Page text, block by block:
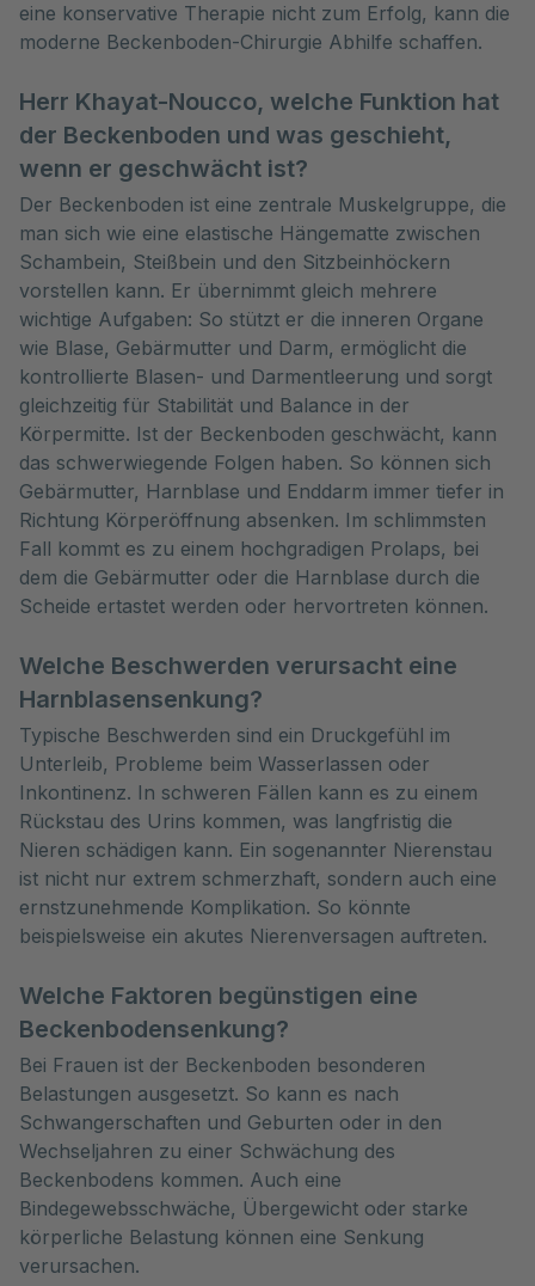
eine konservative Therapie nicht zum Erfolg, kann die
moderne Beckenboden-Chirurgie Abhilfe schaffen.
Herr Khayat-Noucco, welche Funktion hat
der Beckenboden und was geschieht,
wenn er geschwächt ist?
Der Beckenboden ist eine zentrale Muskelgruppe, die
man sich wie eine elastische Hängematte zwischen
Schambein, Steißbein und den Sitzbeinhöckern
vorstellen kann. Er übernimmt gleich mehrere
wichtige Aufgaben: So stützt er die inneren Organe
wie Blase, Gebärmutter und Darm, ermöglicht die
kontrollierte Blasen- und Darmentleerung und sorgt
gleichzeitig für Stabilität und Balance in der
Körpermitte. Ist der Beckenboden geschwächt, kann
das schwerwiegende Folgen haben. So können sich
Gebärmutter, Harnblase und Enddarm immer tiefer in
Richtung Körperöffnung absenken. Im schlimmsten
Fall kommt es zu einem hochgradigen Prolaps, bei
dem die Gebärmutter oder die Harnblase durch die
Scheide ertastet werden oder hervortreten können.
Welche Beschwerden verursacht eine
Harnblasensenkung?
Typische Beschwerden sind ein Druckgefühl im
Unterleib, Probleme beim Wasserlassen oder
Inkontinenz. In schweren Fällen kann es zu einem
Rückstau des Urins kommen, was langfristig die
Nieren schädigen kann. Ein sogenannter Nierenstau
ist nicht nur extrem schmerzhaft, sondern auch eine
ernstzunehmende Komplikation. So könnte
beispielsweise ein akutes Nierenversagen auftreten.
Welche Faktoren begünstigen eine
Beckenbodensenkung?
Bei Frauen ist der Beckenboden besonderen
Belastungen ausgesetzt. So kann es nach
Schwangerschaften und Geburten oder in den
Wechseljahren zu einer Schwächung des
Beckenbodens kommen. Auch eine
Bindegewebsschwäche, Übergewicht oder starke
körperliche Belastung können eine Senkung
verursachen.